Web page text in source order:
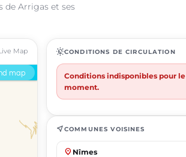
de Arrigas et ses
Map routineCONDITIONS DE CIRCULATION
Conditions indisponibles pour le
moment.
near_meCOMMUNES VOISINES
place Nîmes